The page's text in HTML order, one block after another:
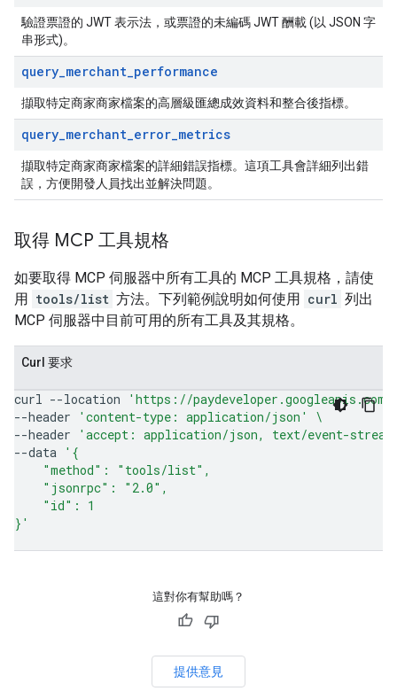
驗證票證的 JWT 表示法，或票證的未編碼 JWT 酬載 (以 JSON 字
串形式)。
query_merchant_performance
擷取特定商家商家檔案的高層級匯總成效資料和整合後指標。
query_merchant_error_metrics
擷取特定商家商家檔案的詳細錯誤指標。這項工具會詳細列出錯
誤，方便開發人員找出並解決問題。
取得 MCP 工具規格
如要取得 MCP 伺服器中所有工具的 MCP 工具規格，請使
用 tools/list 方法。下列範例說明如何使用 curl 列出
MCP 伺服器中目前可用的所有工具及其規格。
Curl 要求
curl --location
'https://paydeveloper.googleapis.com/
--header
'content-type: application/json'
\
--header
'accept: application/json, text/event-
--data '{
    "method": "tools/list",
    "jsonrpc": "2.0",
    "id": 1
}'
這對你有幫助嗎？
提供意見